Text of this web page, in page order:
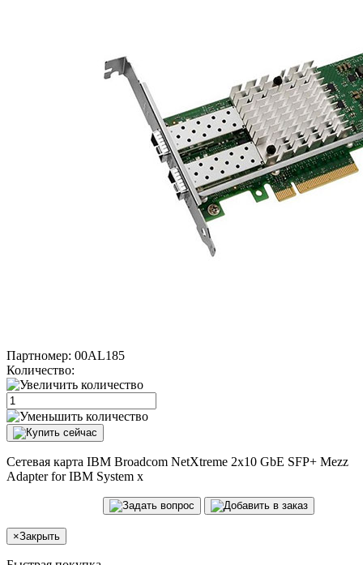
Партномер: 00AL185
Количество:
Сетевая карта IBM Broadcom NetXtreme 2x10 GbE SFP+ Mezz
Adapter for IBM System x
×Закрыть